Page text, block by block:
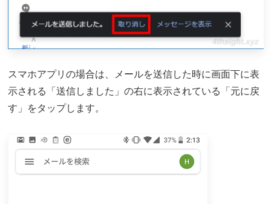
スマホアプリの場合は、メールを送信した時に画面下に表
示される「送信しました」の右に表示されている「元に戻
す」をタップします。